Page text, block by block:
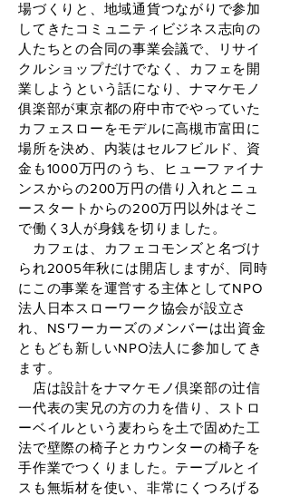
場づくりと、地域通貨つながりで参加
してきたコミュニティビジネス志向の
人たちとの合同の事業会議で、リサイ
クルショップだけでなく、カフェを開
業しようという話になり、ナマケモノ
俱楽部が東京都の府中市でやっていた
カフェスローをモデルに高槻市富田に
場所を決め、内装はセルフビルド、資
金も1000万円のうち、ヒューファイナ
ンスからの200万円の借り入れとニュ
ースタートからの200万円以外はそこ
で働く3人が身銭を切りました。
カフェは、カフェコモンズと名づけ
られ2005年秋には開店しますが、同時
にこの事業を運営する主体としてNPO
法人日本スローワーク協会が設立さ
れ、NSワーカーズのメンバーは出資金
ともども新しいNPO法人に参加してき
ます。
店は設計をナマケモノ倶楽部の辻信
一代表の実兄の方の力を借り、ストロ
ーベイルという麦わらを土で固めた工
法で壁際の椅子とカウンターの椅子を
手作業でつくりました。テーブルとイ
スも無垢材を使い、非常にくつろげる